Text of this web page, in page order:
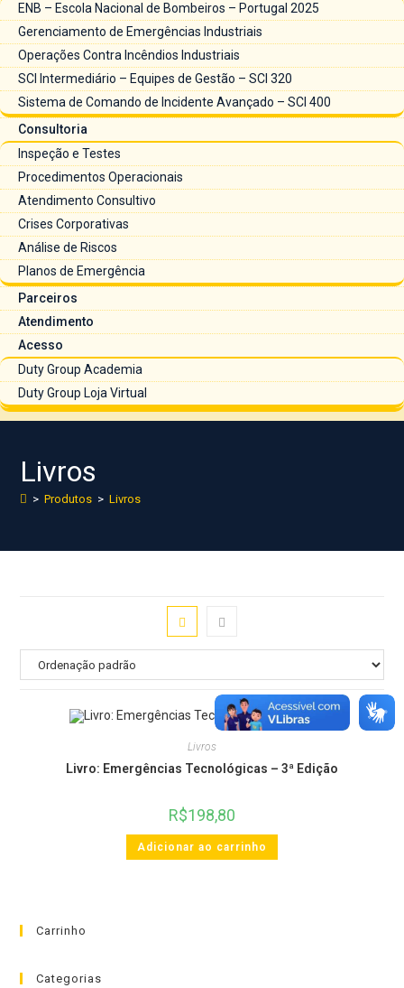
ENB – Escola Nacional de Bombeiros – Portugal 2025
Gerenciamento de Emergências Industriais
Operações Contra Incêndios Industriais
SCI Intermediário – Equipes de Gestão – SCI 320
Sistema de Comando de Incidente Avançado – SCI 400
Consultoria
Inspeção e Testes
Procedimentos Operacionais
Atendimento Consultivo
Crises Corporativas
Análise de Riscos
Planos de Emergência
Parceiros
Atendimento
Acesso
Duty Group Academia
Duty Group Loja Virtual
Livros
> Produtos > Livros
Livros
Livro: Emergências Tecnológicas – 3ª Edição
R$198,80
Adicionar ao carrinho
Carrinho
Categorias